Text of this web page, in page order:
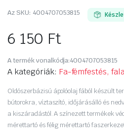
Az SKU: 4004707053815
6 150 Ft
A termék vonalkódja:4004707053815
A kategóriák: Fa-fémfestés,
Oldószerbázisú ápolóolaj fából készült
bútorokra, víztaszító, időjárásálló és
a kiszáradástól. A színezett termékek
mérettartó és félig mérettartó